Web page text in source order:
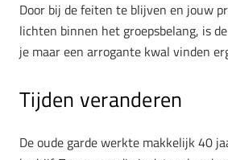
Door bij de feiten te blijven en jouw
lichten binnen het groepsbelang, is
je maar een arrogante kwal vinden
Tijden veranderen
De oude garde werkte makkelijk 40